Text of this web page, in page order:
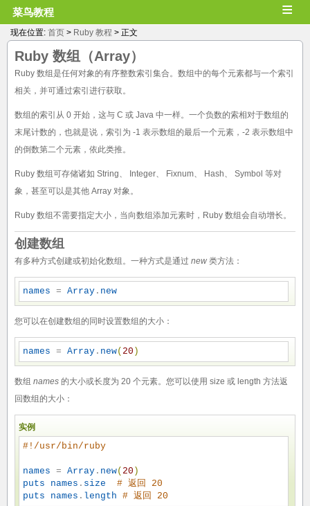
菜鸟教程 ≡
现在位置: 首页 > Ruby 教程 > 正文
Ruby 数组（Array）
Ruby 数组是任何对象的有序整数索引集合。数组中的每个元素都与一个索引
相关，并可通过索引进行获取。
数组的索引从 0 开始，这与 C 或 Java 中一样。一个负数的索相对于数组的
末尾计数的，也就是说，索引为 -1 表示数组的最后一个元素，-2 表示数组中
的倒数第二个元素，依此类推。
Ruby 数组可存储诸如 String、 Integer、 Fixnum、 Hash、 Symbol 等对
象，甚至可以是其他 Array 对象。
Ruby 数组不需要指定大小，当向数组添加元素时，Ruby 数组会自动增长。
创建数组
有多种方式创建或初始化数组。一种方式是通过 new 类方法：
names = Array . new
您可以在创建数组的同时设置数组的大小：
names = Array . new( 20 )
数组 names 的大小或长度为 20 个元素。您可以使用 size 或 length 方法返
回数组的大小：
实例
# !/usr/bin/ruby
names = Array . new( 20 )
puts
names . size # 返回 20
puts
names . length # 返回 20